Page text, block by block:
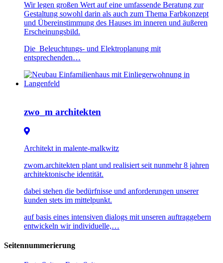
Wir legen großen Wert auf eine umfassende Beratung zur
Gestaltung sowohl darin als auch zum Thema Farbkonzept
und Übereinstimmung des Hauses im inneren und äußeren
Erscheinungsbild.
Die Beleuchtungs- und Elektroplanung mit
entsprechenden…
zwo_m architekten
Architekt in malente-malkwitz
zwom.architekten plant und realisiert seit nunmehr 8 jahren
architektonische identität.
dabei stehen die bedürfnisse und anforderungen unserer
kunden stets im mittelpunkt.
auf basis eines intensiven dialogs mit unseren auftraggebern
entwickeln wir individuelle,…
Seitennummerierung